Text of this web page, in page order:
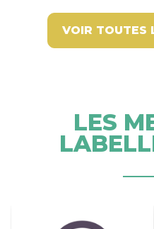
VOIR TOUTES
LES